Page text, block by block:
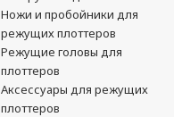
Ножи и пробойники для
режущих плоттеров
Режущие головы для
плоттеров
Аксессуары для режущих
плоттеров